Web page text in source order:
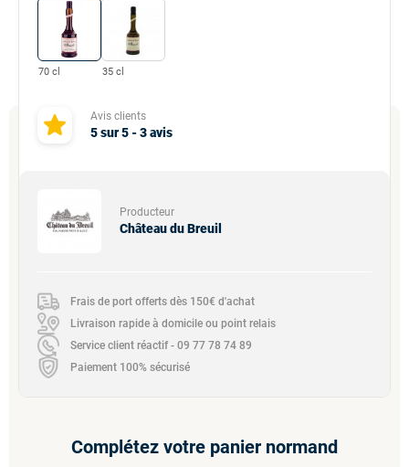
Avis clients
5sur5 -3avis
70 cl 35 cl
Producteur
Château du Breuil
Frais de port offerts dès 150€ d'achat
Livraison rapide à domicile ou point relais
Service client réactif - 09 77 78 74 89
Paiement 100% sécurisé
Complétez votre panier normand